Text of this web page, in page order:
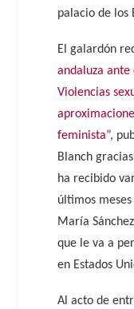
palacio de los
El galardón
andaluza ante
Violencias
feminista”,
Blanch
ha recibido
últimos
María
que le va a
en Estados
Al acto de